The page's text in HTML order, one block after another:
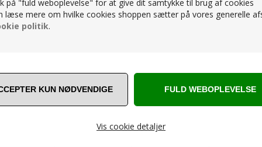
på "fuld weboplevelse" for at give dit samtykke til brug af cookies
læse mere om hvilke cookies shoppen sætter på vores generelle
politik.
Vis cookie detaljer